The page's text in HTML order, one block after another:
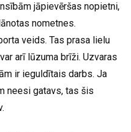
jāpievēršas nopietni,
nometnes.
veids. Tas prasa lielu
arī lūzuma brīži. Uzvaras
ir ieguldītais darbs. Ja
neesi gatavs, tas šis